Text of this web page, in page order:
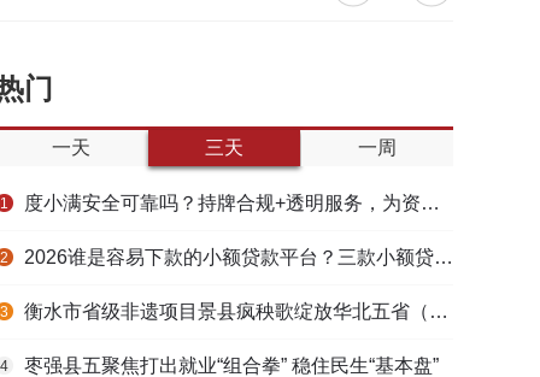
门
一天 三天 一周
1 度小满安全可靠吗？持牌合规+透明服务，为资金周转筑牢多重保障
2 2026谁是容易下款的小额贷款平台？三款小额贷款产品全面对比
3 衡水市省级非遗项目景县疯秧歌绽放华北五省（区）市舞蹈大赛舞台
4 枣强县五聚焦打出就业“组合拳” 稳住民生“基本盘”